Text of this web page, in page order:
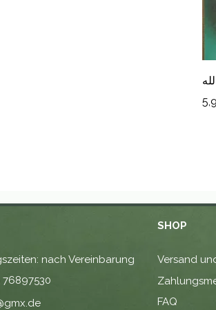
nach Vereinbarung
76897530⁩
SHOP
Versand
FAQ